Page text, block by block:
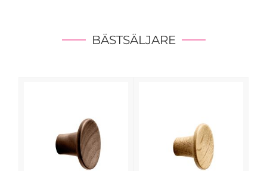
BÄSTSÄLJARE